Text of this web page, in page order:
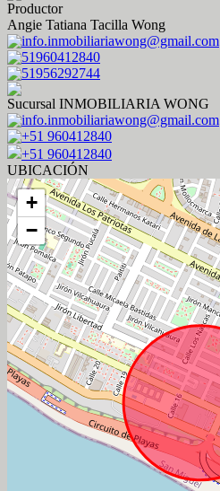
Productor
Angie Tatiana Tacilla Wong
info.inmobiliariawong@gmail.com
51960412840
51956292744
Sucursal INMOBILIARIA WONG
info.inmobiliariawong@gmail.com
+51 960412840
+51 960412840
UBICACIÓN
+
−